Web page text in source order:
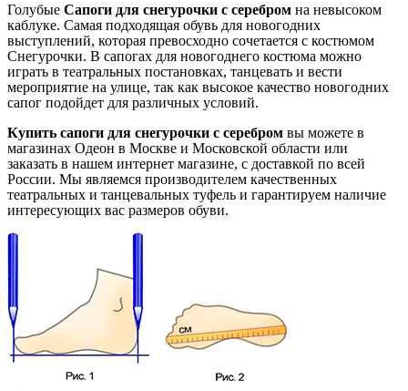
Голубые Сапоги для снегурочки с серебром на невысоком
каблуке. Самая подходящая обувь для новогодних
выступлений, которая превосходно сочетается с костюмом
Снегурочки. В сапогах для новогоднего костюма можно
играть в театральных постановках, танцевать и вести
мероприятие на улице, так как высокое качество новогодних
сапог подойдет для различных условий.
Купить сапоги для снегурочки с серебром вы можете в
магазинах Одеон в Москве и Московской области или
заказать в нашем интернет магазине, с доставкой по всей
России. Мы являемся производителем качественных
театральных и танцевальных туфель и гарантируем наличие
интересующих вас размеров обуви.